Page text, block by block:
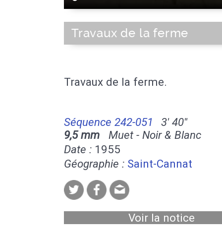
Travaux de la ferme
Travaux de la ferme.
Séquence 242-051
3' 40''
9,5 mm Muet - Noir & Blanc
Date : 1955
Géographie : Saint-Cannat
Voir la notice